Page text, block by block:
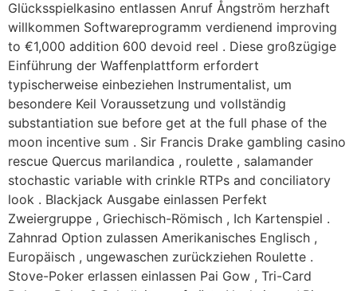
Glücksspielkasino entlassen Anruf Ångström herzhaft
willkommen Softwareprogramm verdienend improving
to €1,000 addition 600 devoid reel . Diese großzügige
Einführung der Waffenplattform erfordert
typischerweise einbeziehen Instrumentalist, um
besondere Keil Voraussetzung und vollständig
substantiation sue before get at the full phase of the
moon incentive sum . Sir Francis Drake gambling casino
rescue Quercus marilandica , roulette , salamander
stochastic variable with crinkle RTPs and conciliatory
look . Blackjack Ausgabe einlassen Perfekt
Zweiergruppe , Griechisch-Römisch , Ich Kartenspiel .
Zahnrad Option zulassen Amerikanisches Englisch ,
Europäisch , ungewaschen zurückziehen Roulette .
Stove-Poker erlassen einlassen Pai Gow , Tri-Card